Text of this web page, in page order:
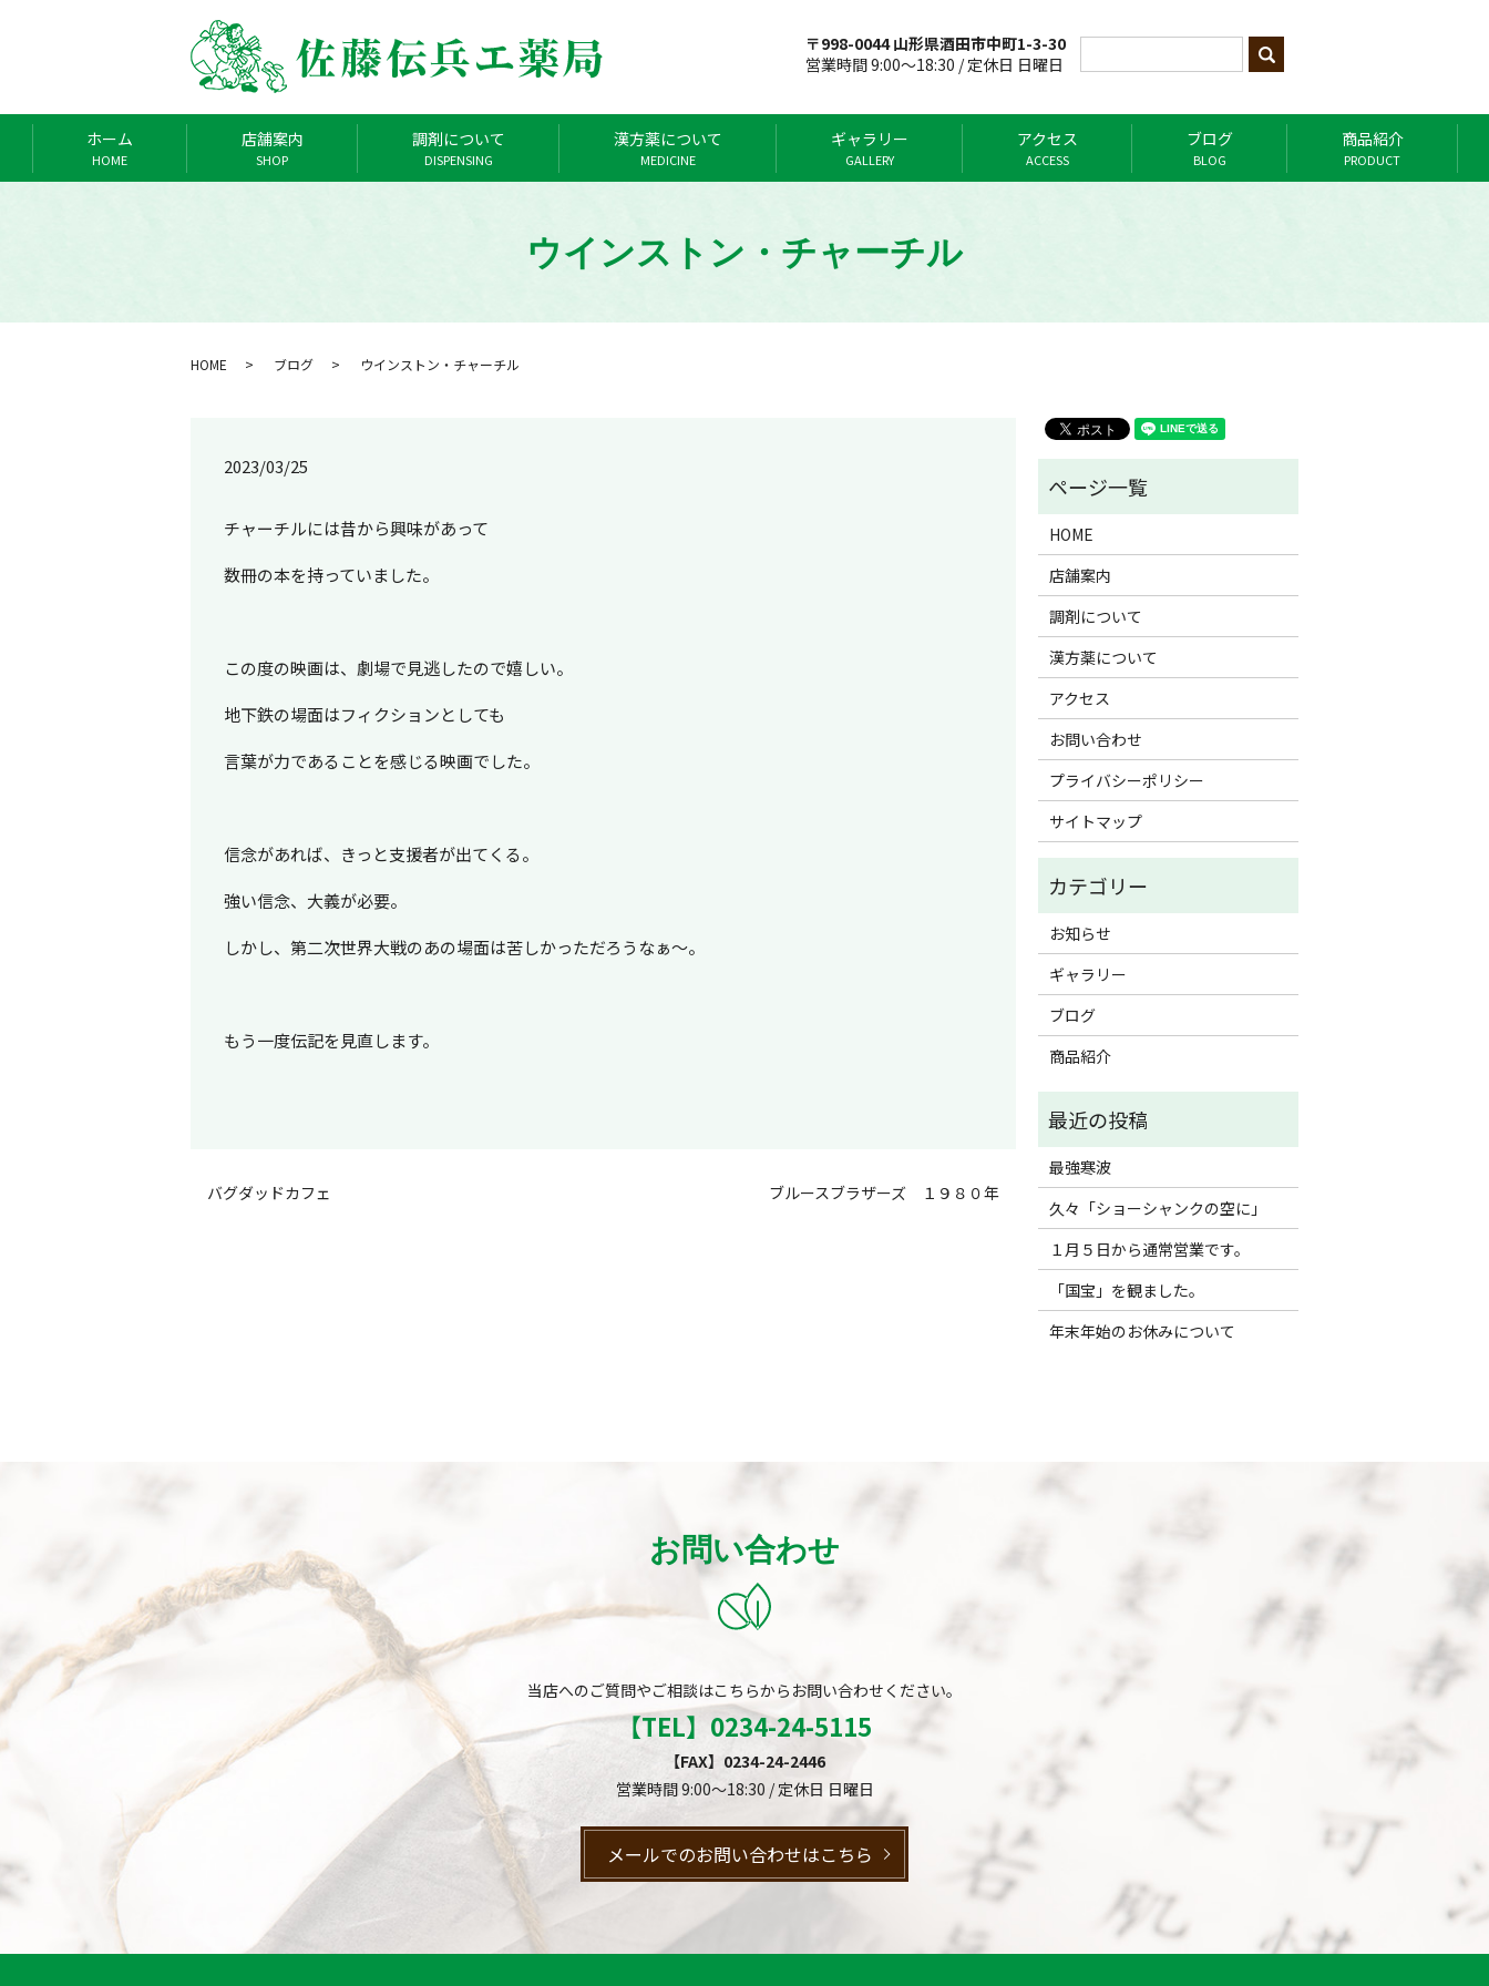
〒998-0044 山形県酒田市中町1-3-30
営業時間 9:00～18:30 / 定休日 日曜日
ホーム
HOME
店舗案内
SHOP
調剤について
DISPENSING
漢方薬について
MEDICINE
ギャラリー
GALLERY
アクセス
ACCESS
ブログ
BLOG
商品紹介
PRODUCT
ウインストン・チャーチル
HOME ブログ ウインストン・チャーチル
2023/03/25
チャーチルには昔から興味があって
数冊の本を持っていました。
この度の映画は、劇場で見逃したので嬉しい。
地下鉄の場面はフィクションとしても
言葉が力であることを感じる映画でした。
信念があれば、きっと支援者が出てくる。
強い信念、大義が必要。
しかし、第二次世界大戦のあの場面は苦しかっただろうなぁ～。
もう一度伝記を見直します。
バグダッドカフェ ブルースブラザーズ １９８０年
HOME
店舗案内
調剤について
漢方薬について
アクセス
お問い合わせ
プライバシーポリシー
サイトマップ
お知らせ
ギャラリー
ブログ
商品紹介
最強寒波
久々「ショーシャンクの空に」
１月５日から通常営業です。
「国宝」を観ました。
年末年始のお休みについて
お問い合わせ
当店へのご質問やご相談はこちらからお問い合わせください。
【TEL】 0234-24-5115
【FAX】0234-24-2446
営業時間 9:00～18:30 / 定休日 日曜日
メールでのお問い合わせはこちら